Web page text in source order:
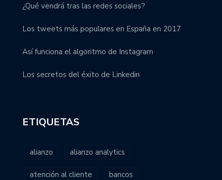
¿Qué vendrá tras las redes sociales?
Los tweets más populares en España en 2017
Así funciona el algoritmo de Instagram
Los secretos del éxito de Linkedin
ETIQUETAS
alianzo alianzo analytics
atención al cliente bancos